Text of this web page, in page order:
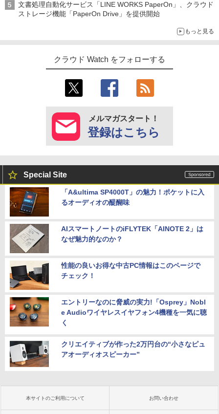
文書処理自動化サービス「LINE WORKS PaperOn」、クラウド
ストレージ機能「PaperOn Drive」を提供開始
もっと見る
クラウド Watch をフォローする
メルマガスタート！
登録はこちら
Special Site
「A&ultima SP4000T」の魅力！ポケットに入
るオーディオの醍醐味
AIスマートノートのiFLYTEK「AINOTE 2」は
なぜ魅力的なのか？
性能の良いお得な中古PC情報はこのページで
チェック！
エントリーなのに脅威の実力!「Osprey」Nobl
e Audioワイヤレスイヤフォン4機種を一気に聴
く
クリエイティブが作った2万円台の“小さなピュ
アオーディオスピーカー”
本サイトのご利用について お問い合わせ